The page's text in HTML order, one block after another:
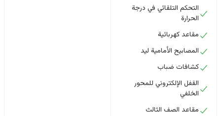
التحكم التلقائي في درجة
الحرارة
مقاعد كهربائية
المصابيح الأمامية ليد
كشافات ضباب
القفل الإلكتروني للمحور
الخلفي
مقاعد الصف الثالث